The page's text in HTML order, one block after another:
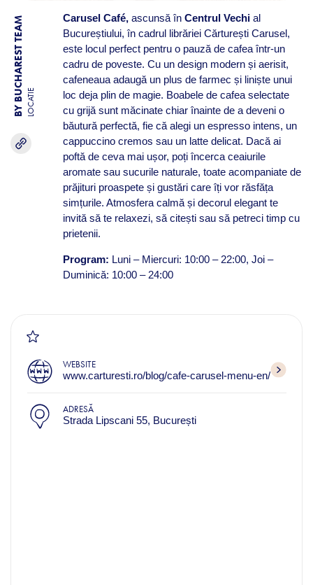
BY BUCHAREST TEAM LOCATIE
Carusel Café,ascunsă în Centrul Vechial
Bucureștiului, în cadrul librăriei Cărturești Carusel,
este locul perfect pentru o pauză de cafea într-un
cadru de poveste. Cu un design modern și aerisit,
cafeneaua adaugă un plus de farmec și liniște unui
loc deja plin de magie. Boabele de cafea selectate
cu grijă sunt măcinate chiar înainte de a deveni o
băutură perfectă, fie că alegi un espresso intens, un
cappuccino cremos sau un latte delicat. Dacă ai
poftă de ceva mai ușor, poți încerca ceaiurile
aromate sau sucurile naturale, toate acompaniate de
prăjituri proaspete și gustări care îți vor răsfăța
simțurile. Atmosfera calmă și decorul elegant te
invită să te relaxezi, să citești sau să petreci timp cu
prietenii.
Program: Luni – Miercuri: 10:00 – 22:00, Joi –
Duminică: 10:00 – 24:00
WEBSITE
www.carturesti.ro/blog/cafe-carusel-menu-en/
ADRESĂ
Strada Lipscani 55, București